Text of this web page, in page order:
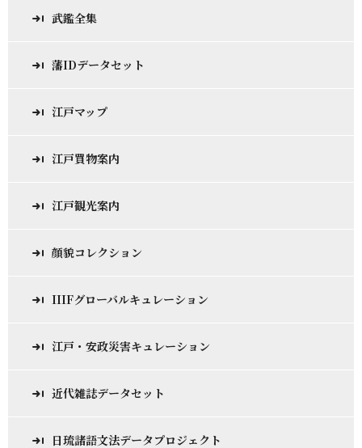
武鑑全集
藩IDデータセット
江戸マップ
江戸買物案内
江戸観光案内
顔貌コレクション
IIIFグローバルキュレーション
江戸・安政災害キュレーション
近代雑誌データセット
日琉諸語文法データプロジェクト